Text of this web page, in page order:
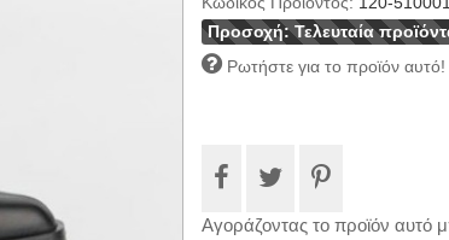
Προσοχή: Τελευταία
Ρωτήστε για το προϊόν αυτό!
Αγοράζοντας το προϊόν αυτό